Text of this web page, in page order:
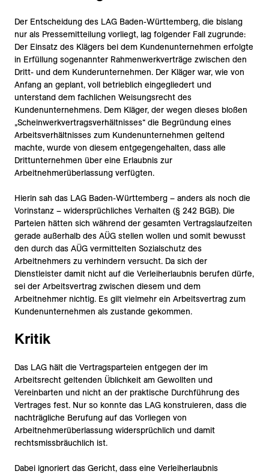
Der Entscheidung des LAG Baden-Württemberg, die bislang
nur als Pressemitteilung vorliegt, lag folgender Fall zugrunde:
Der Einsatz des Klägers bei dem Kundenunternehmen erfolgte
in Erfüllung sogenannter Rahmenwerkverträge zwischen den
Dritt- und dem Kunderunternehmen. Der Kläger war, wie von
Anfang an geplant, voll betrieblich eingegliedert und
unterstand dem fachlichen Weisungsrecht des
Kundenunternehmens. Dem Kläger, der wegen dieses bloßen
„Scheinwerkvertragsverhältnisses“ die Begründung eines
Arbeitsverhältnisses zum Kundenunternehmen geltend
machte, wurde von diesem entgegengehalten, dass alle
Drittunternehmen über eine Erlaubnis zur
Arbeitnehmerüberlassung verfügten.
Hierin sah das LAG Baden-Württemberg – anders als noch die
Vorinstanz – widersprüchliches Verhalten (§ 242 BGB). Die
Parteien hätten sich während der gesamten Vertragslaufzeiten
gerade außerhalb des AÜG stellen wollen und somit bewusst
den durch das AÜG vermittelten Sozialschutz des
Arbeitnehmers zu verhindern versucht. Da sich der
Dienstleister damit nicht auf die Verleiherlaubnis berufen dürfe,
sei der Arbeitsvertrag zwischen diesem und dem
Arbeitnehmer nichtig. Es gilt vielmehr ein Arbeitsvertrag zum
Kundenunternehmen als zustande gekommen.
Kritik
Das LAG hält die Vertragsparteien entgegen der im
Arbeitsrecht geltenden Üblichkeit am Gewollten und
Vereinbarten und nicht an der praktische Durchführung des
Vertrages fest. Nur so konnte das LAG konstruieren, dass die
nachträgliche Berufung auf das Vorliegen von
Arbeitnehmerüberlassung widersprüchlich und damit
rechtsmissbräuchlich ist.
Dabei ignoriert das Gericht, dass eine Verleiherlaubnis